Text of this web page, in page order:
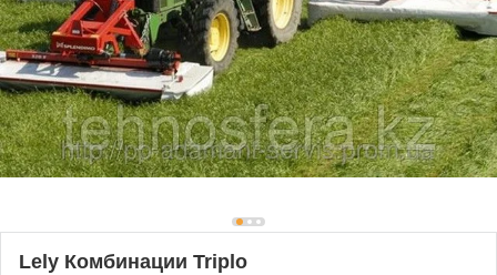
Lely Комбинации Triplo